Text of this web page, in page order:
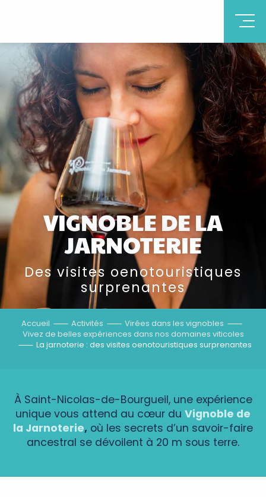
VIGNOBLE DE LA
JARNOTERIE
Des visites oenotouristiques
surprenantes
Accueil Activités
Virées dans les vignobles
Vivez de belles expériences dans nos domaines viticoles
La jarnoterie : des visites oenotouristiques surprenantes
À Saint-Nicolas-de-Bourgueil, une expérience
unique vous attend au cœur du Vignoble de
la Jarnoterie, où les secrets d’un savoir-faire
ancestral se dévoilent à 20 m sous terre.